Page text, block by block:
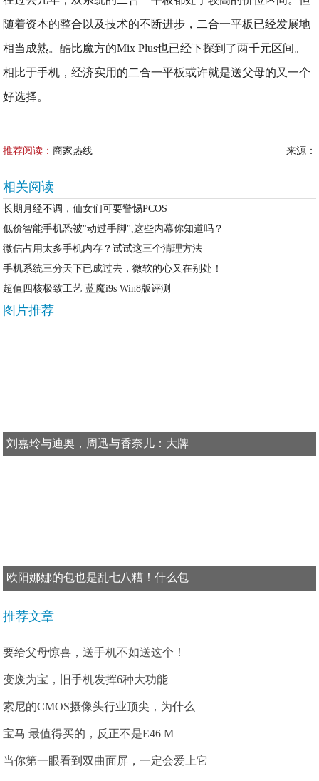
随着资本的整合以及技术的不断进步，二合一平板已经发展地
相当成熟。酷比魔方的Mix Plus也已经下探到了两千元区间。
相比于手机，经济实用的二合一平板或许就是送父母的又一个
好选择。
推荐阅读：商家热线 来源：
相关阅读
长期月经不调，仙女们可要警惕PCOS
低价智能手机恐被"动过手脚",这些内幕你知道吗？
微信占用太多手机内存？试试这三个清理方法
手机系统三分天下已成过去，微软的心又在别处！
超值四核极致工艺 蓝魔i9s Win8版评测
图片推荐
刘嘉玲与迪奥，周迅与香奈儿：大牌
欧阳娜娜的包也是乱七八糟！什么包
推荐文章
要给父母惊喜，送手机不如送这个！
变废为宝，旧手机发挥6种大功能
索尼的CMOS摄像头行业顶尖，为什么
宝马 最值得买的，反正不是E46 M
当你第一眼看到双曲面屏，一定会爱上它